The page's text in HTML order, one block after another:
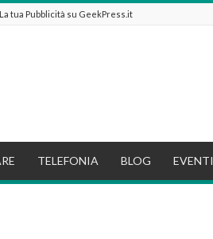
La tua Pubblicità su GeekPress.it
TELEFONIA BLOG EVENTI